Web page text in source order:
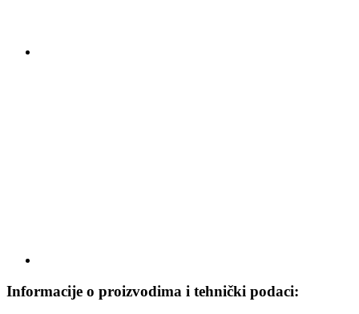
Informacije o proizvodima i tehnički podaci: